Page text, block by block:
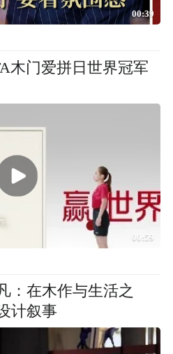
00:39
木门爱拼日世界冠军
00:59
：在木作与生活之
计叙事